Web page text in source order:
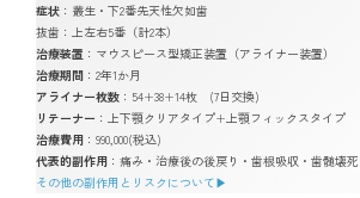
症状 ：叢生・下2番先天性欠如歯
抜歯：上左右5番（計2本）
治療装置 ： マウスピース型矯正装置（アライナー装置）
治療期間 ：2年1か月
アライナー枚数 ：54+38+14枚 (7日交換)
リテーナー ：上下顎クリアタイプ+上顎フィックスタイプ
治療費用 ：990,000(税込)
代表的副作用 ：痛み・治療後の後戻り・歯根吸収・歯髄壊
その他の副作用とリスクについて▶︎